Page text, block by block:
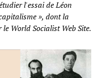
l'essai de Léon
», dont la
World Socialist Web Site.